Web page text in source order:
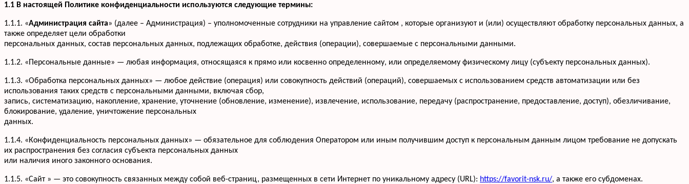
1.1 В настоящей Политике конфиденциальности используются следующие термины:
1.1.1. «Администрация сайта» (далее – Администрация) – уполномоченные сотрудники на управление сайтом , которые организуют и (или) осуществляют обработку персональных данных, а
также определяет цели обработки
персональных данных, состав персональных данных, подлежащих обработке, действия (операции), совершаемые с персональными данными.
1.1.2. «Персональные данные» — любая информация, относящаяся к прямо или косвенно определенному, или определяемому физическому лицу (субъекту персональных данных).
1.1.3. «Обработка персональных данных» — любое действие (операция) или совокупность действий (операций), совершаемых с использованием средств автоматизации или без
использования таких средств с персональными данными, включая сбор,
запись, систематизацию, накопление, хранение, уточнение (обновление, изменение), извлечение, использование, передачу (распространение, предоставление, доступ), обезличивание,
блокирование, удаление, уничтожение персональных
данных.
1.1.4. «Конфиденциальность персональных данных» — обязательное для соблюдения Оператором или иным получившим доступ к персональным данным лицом требование не допускать
их распространения без согласия субъекта персональных данных
или наличия иного законного основания.
1.1.5. «Сайт » — это совокупность связанных между собой веб-страниц, размещенных в сети Интернет по уникальному адресу (URL): https://favorit-nsk.ru/, а также его субдоменах.